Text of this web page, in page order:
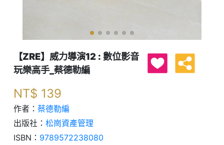
【ZRE】威力導演12 : 數位影音
玩樂高手_蔡德勒編
NT$ 139
作者： 蔡德勒編
出版社： 松崗資產管理
ISBN： 9789572238080